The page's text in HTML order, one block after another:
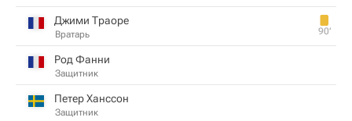
Джими Траоре
Вратарь 90‎’‎
Род Фанни
Защитник
Петер Ханссон
Защитник